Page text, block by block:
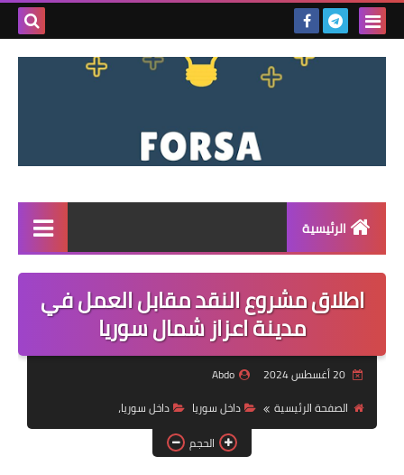
بحث
الرئيسية
القائمة
مناقصات
فرص عمل داخل سوريا
فرص عمل في العراق
فرص عمل في اليمن
اطلاق مشروع النقد مقابل العمل في
مدينة اعزاز شمال سوريا
20 أغسطس 2024
Abdo
الصفحة الرئيسية
داخل سوريا
داخل سوريا،
الحجم